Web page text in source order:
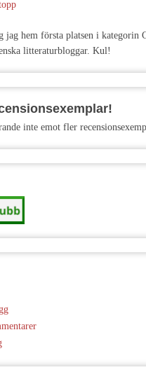
jag hem första platsen i kategorin
litteraturbloggar. Kul!
inte emot fler